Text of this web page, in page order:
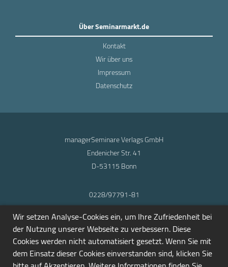
Über Seminarmarkt.de
Kontakt
Wir über uns
Impressum
Datenschutz
managerSeminare Verlags GmbH
Endenicher Str. 41
D-53115 Bonn
0228/97791-81
info@seminarmarkt.de
© 2001-2026
Wir setzen Analyse-Cookies ein, um Ihre Zufriedenheit bei
der Nutzung unserer Webseite zu verbessern. Diese
Cookies werden nicht automatisiert gesetzt. Wenn Sie mit
dem Einsatz dieser Cookies einverstanden sind, klicken Sie